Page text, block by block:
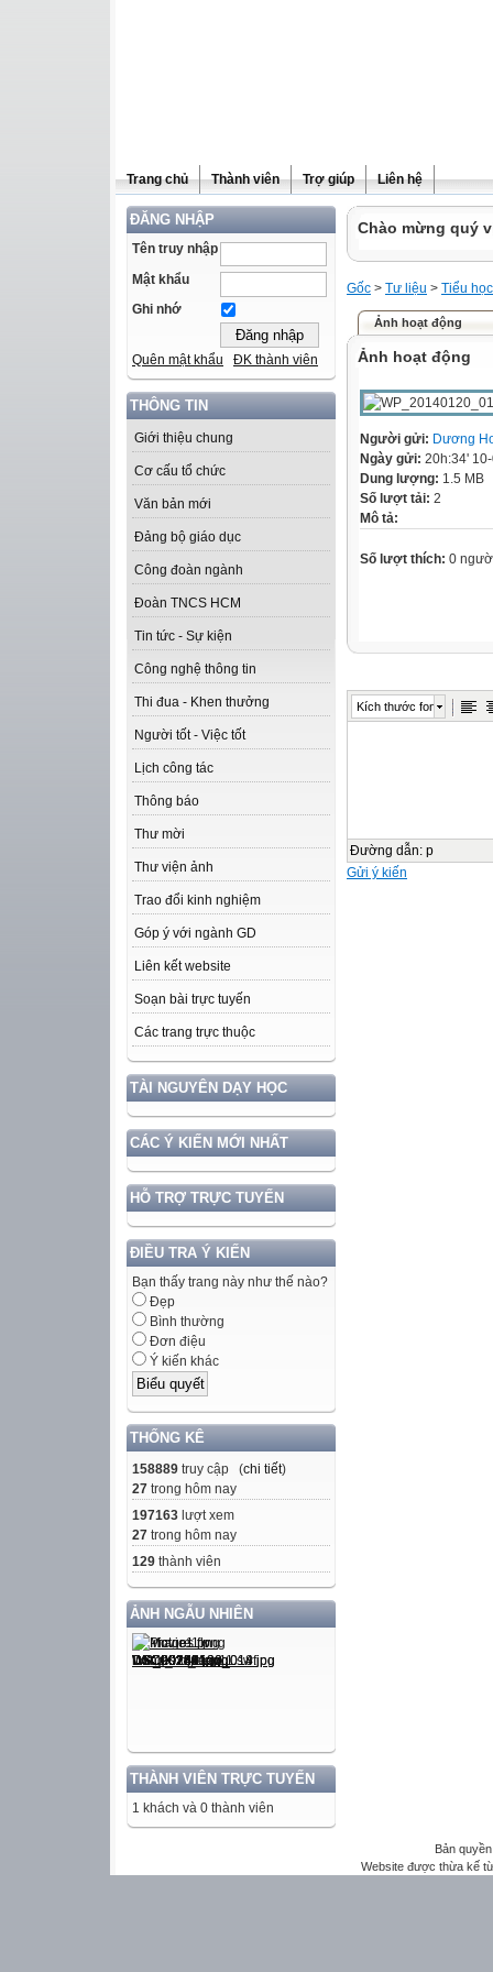
Trang chủ Thành viên Trợ giúp Liên hệ
ĐĂNG NHẬP
Tên truy nhập
Mật khẩu
Ghi nhớ
Quên mật khẩu ĐK thành viên
THÔNG TIN
Giới thiệu chung
Cơ cấu tổ chức
Văn bản mới
Đảng bộ giáo dục
Công đoàn ngành
Đoàn TNCS HCM
Tin tức - Sự kiện
Công nghệ thông tin
Thi đua - Khen thưởng
Người tốt - Việc tốt
Lịch công tác
Thông báo
Thư mời
Thư viện ảnh
Trao đổi kinh nghiệm
Góp ý với ngành GD
Liên kết website
Soạn bài trực tuyến
Các trang trực thuộc
TÀI NGUYÊN DẠY HỌC
CÁC Ý KIẾN MỚI NHẤT
HỖ TRỢ TRỰC TUYẾN
ĐIỀU TRA Ý KIẾN
Bạn thấy trang này như thế nào?
Đẹp
Bình thường
Đơn điệu
Ý kiến khác
THỐNG KÊ
158889 truy cập (chi tiết)
27 trong hôm nay
197163 lượt xem
27 trong hôm nay
129 thành viên
ẢNH NGẪU NHIÊN
THÀNH VIÊN TRỰC TUYẾN
1 khách và 0 thành viên
Chào mừng quý
Gốc > Tư liệu > Tiểu học
Ảnh hoạt động
Ảnh hoạt động
Người gửi: Dương
Ngày gửi: 20h:34'
Dung lượng: 1.5 MB
Số lượt tải: 2
Mô tả:
Số lượt thích: 0
Kích thước font
Đường dẫn: p
Gửi ý kiến
Bản
Website được thừa kế